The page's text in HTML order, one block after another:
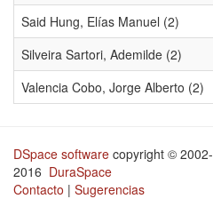
Said Hung, Elías Manuel (2)
Silveira Sartori, Ademilde (2)
Valencia Cobo, Jorge Alberto (2)
DSpace software copyright © 2002-
2016 DuraSpace
Contacto | Sugerencias